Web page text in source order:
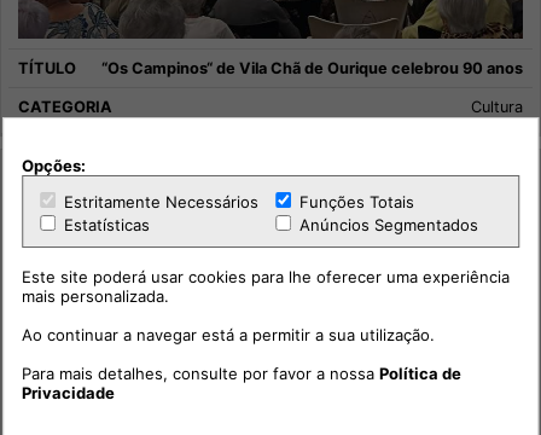
“Os Campinos“ de Vila Chã de Ourique celebrou 90 anos
Cultura
Opções:
Estritamente Necessários
Funções Totais
Estatísticas
Anúncios Segmentados
Este site poderá usar cookies para lhe oferecer uma experiência
mais personalizada.
Ao continuar a navegar está a permitir a sua utilização.
Para mais detalhes, consulte por favor a nossaPolítica de
Privacidade